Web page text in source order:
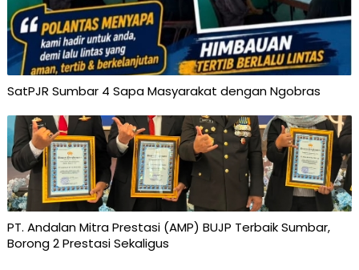
SatPJR Sumbar 4 Sapa Masyarakat dengan Ngobras
PT. Andalan Mitra Prestasi (AMP) BUJP Terbaik Sumbar,
Borong 2 Prestasi Sekaligus